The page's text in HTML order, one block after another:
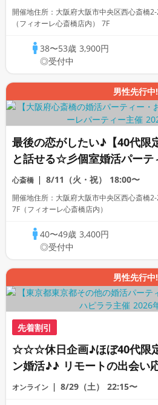
開催地住所：大阪府大阪市中央区西心斎橋
（フィオーレ心斎橋店内） 7F
38〜53歳 3,900円
◎受付中
男性先行中!
最後の恋がしたい♪【40代限
と話せる☆彡個室婚活パーテ
出会い～
心斎橋 8/11（火・祝） 18:00〜
開催地住所：大阪府大阪市中央区西心斎橋
7F（フィオーレ心斎橋店内）
40〜49歳 3,400円
◎受付中
男性先行中!
先着割引
☆☆☆休日企画♪ほぼ40代限
ン婚活♪♪ リモートの出会い
ちで乾杯しませんか♪♪ ☆全国
オンライン 8/29（土） 22:15〜